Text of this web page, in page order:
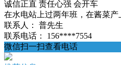
诚信正直 责任心强 会开车
在水电站上过两年班，在酱菜
联系人：
普先生
联系电话：
156****7554
微信扫一扫查看电话